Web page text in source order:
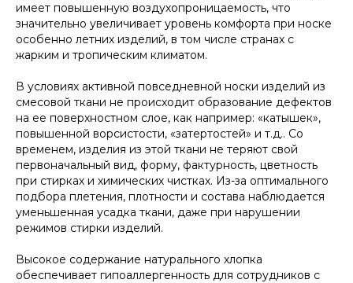
имеет повышенную воздухопроницаемость, что
значительно увеличивает уровень комфорта при носке
особенно летних изделий, в том числе странах с
жарким и тропическим климатом.
В условиях активной повседневной носки изделий из
смесовой ткани не происходит образование дефектов
на ее поверхностном слое, как например: «катышек»,
повышенной ворсистости, «затертостей» и т.д.. Со
временем, изделия из этой ткани не теряют свой
первоначальный вид, форму, фактурность, цветность
при стирках и химических чистках. Из-за оптимального
подбора плетения, плотности и состава наблюдается
уменьшенная усадка ткани, даже при нарушении
режимов стирки изделий.
Высокое содержание натурального хлопка
обеспечивает гипоаллергенность для сотрудников с